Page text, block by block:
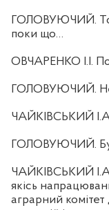
ГОЛОВУЮЧИЙ.
поки що…
ОВЧАРЕНКО І.І.
ГОЛОВУЮЧИЙ.
ЧАЙКІВСЬКИЙ
ГОЛОВУЮЧИЙ.
ЧАЙКІВСЬКИЙ І.А.
якісь
аграрний